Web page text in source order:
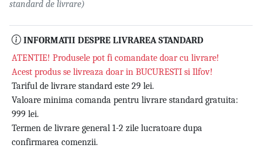
standard de livrare)
INFORMATII DESPRE LIVRAREA STANDARD
ATENTIE! Produsele pot fi comandate doar cu livrare!
Acest produs se livreaza doar in BUCURESTI si Ilfov!
Tariful de livrare standard este 29 lei.
Valoare minima comanda pentru livrare standard gratuita:
999 lei.
Termen de livrare general 1-2 zile lucratoare dupa
confirmarea comenzii.